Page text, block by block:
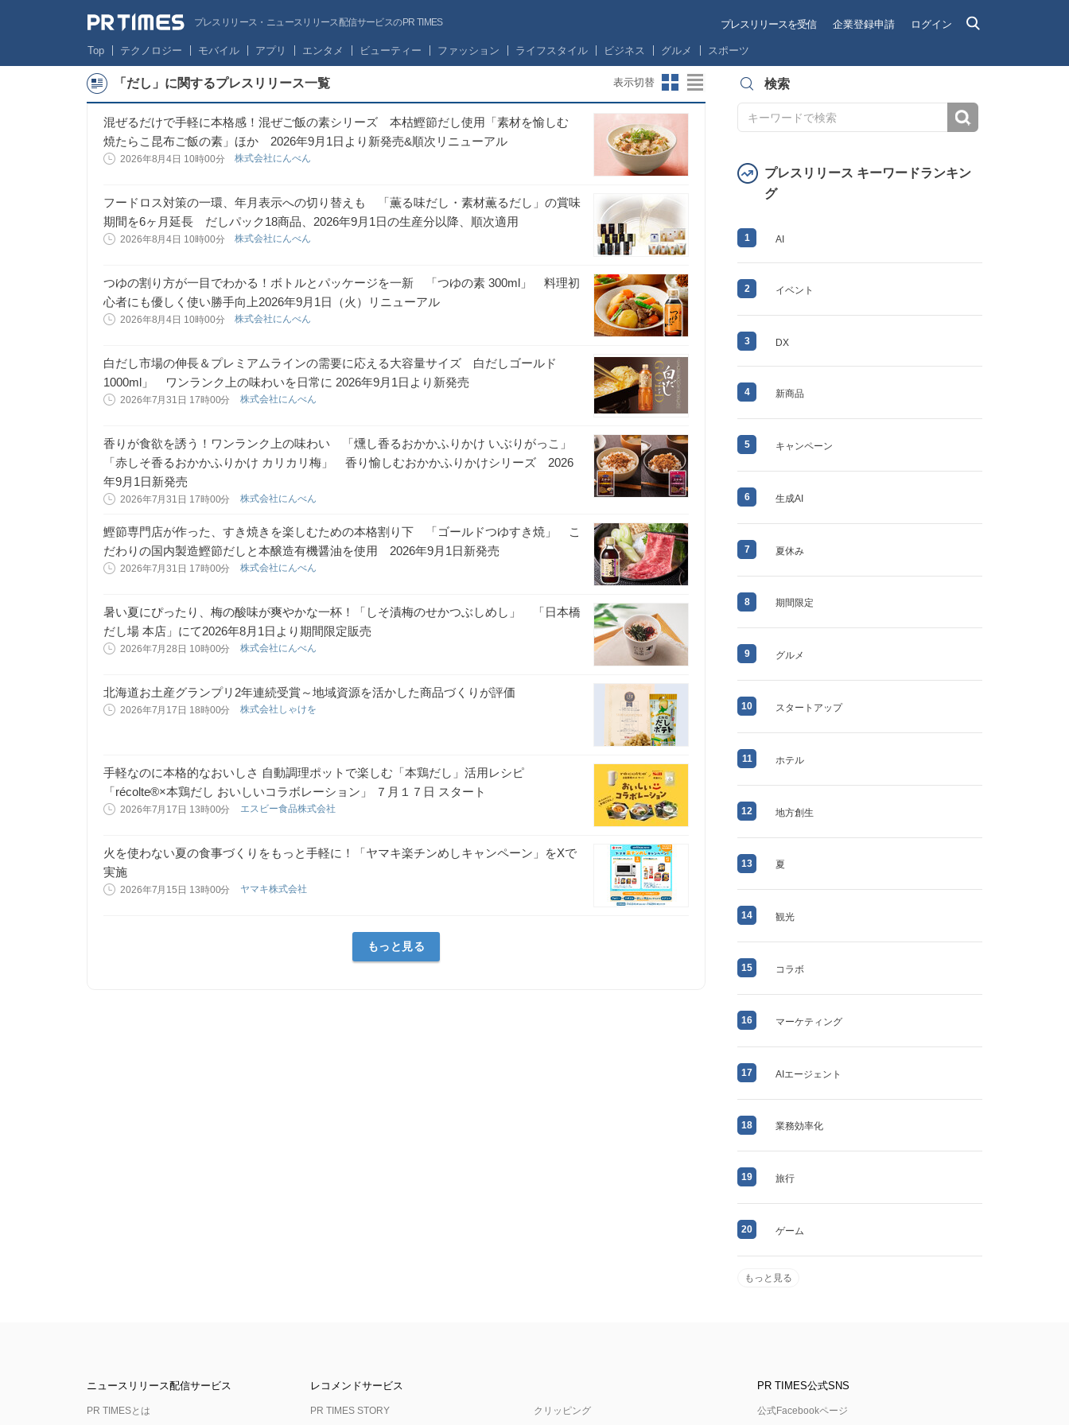
プレスリリース・ニュースリリース配信サービスのPR TIMES プレスリリースを受信 企業登録申請 ログイン
Top テクノロジー モバイル アプリ エンタメ ビューティー ファッション ライフスタイル ビジネス グルメ スポーツ
「だし」に関するプレスリリース一覧 表示切替
混ぜるだけで手軽に本格感！混ぜご飯の素シリーズ 本枯鰹節だし使用「素材を愉しむ
焼たらこ昆布ご飯の素」ほか 2026年9月1日より新発売&順次リニューアル
2026年8月4日 10時00分 株式会社にんべん
フードロス対策の一環、年月表示への切り替えも 「薫る味だし・素材薫るだし」の賞味
期間を6ヶ月延長 だしパック18商品、2026年9月1日の生産分以降、順次適用
2026年8月4日 10時00分 株式会社にんべん
つゆの割り方が一目でわかる！ボトルとパッケージを一新 「つゆの素 300ml」 料理初
心者にも優しく使い勝手向上2026年9月1日（火）リニューアル
2026年8月4日 10時00分 株式会社にんべん
白だし市場の伸長＆プレミアムラインの需要に応える大容量サイズ 白だしゴールド
1000ml」 ワンランク上の味わいを日常に 2026年9月1日より新発売
2026年7月31日 17時00分 株式会社にんべん
香りが食欲を誘う！ワンランク上の味わい 「燻し香るおかかふりかけ いぶりがっこ」
「赤しそ香るおかかふりかけ カリカリ梅」 香り愉しむおかかふりかけシリーズ 2026
年9月1日新発売
2026年7月31日 17時00分 株式会社にんべん
鰹節専門店が作った、すき焼きを楽しむための本格割り下 「ゴールドつゆすき焼」 こ
だわりの国内製造鰹節だしと本醸造有機醤油を使用 2026年9月1日新発売
2026年7月31日 17時00分 株式会社にんべん
暑い夏にぴったり、梅の酸味が爽やかな一杯！「しそ漬梅のせかつぶしめし」 「日本橋
だし場 本店」にて2026年8月1日より期間限定販売
2026年7月28日 10時00分 株式会社にんべん
北海道お土産グランプリ2年連続受賞～地域資源を活かした商品づくりが評価
2026年7月17日 18時00分 株式会社しゃけを
手軽なのに本格的なおいしさ 自動調理ポットで楽しむ「本鶏だし」活用レシピ
「récolte®×本鶏だし おいしいコラボレーション」 ７月１７日 スタート
2026年7月17日 13時00分 エスビー食品株式会社
火を使わない夏の食事づくりをもっと手軽に！「ヤマキ楽チンめしキャンペーン」をXで
実施
2026年7月15日 13時00分 ヤマキ株式会社
もっと見る
検索
プレスリリース キーワードランキン
グ
1 AI
2 イベント
3 DX
4 新商品
5 キャンペーン
6 生成AI
7 夏休み
8 期間限定
9 グルメ
10 スタートアップ
11 ホテル
12 地方創生
13 夏
14 観光
15 コラボ
16 マーケティング
17 AIエージェント
18 業務効率化
19 旅行
20 ゲーム
もっと見る
ニュースリリース配信サービス
PR TIMESとは
レコメンドサービス
PR TIMES STORY クリッピング
PR TIMES公式SNS
公式Facebookページ